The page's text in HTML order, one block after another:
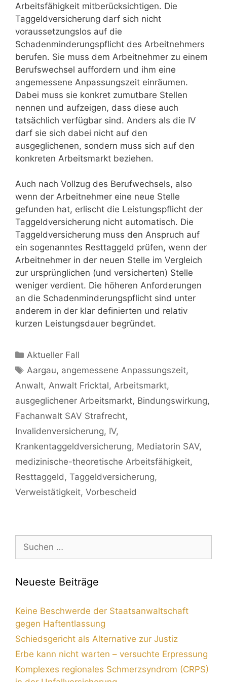
Arbeitsfähigkeit mitberücksichtigen. Die
Taggeldversicherung darf sich nicht
voraussetzungslos auf die
Schadenminderungspflicht des Arbeitnehmers
berufen. Sie muss dem Arbeitnehmer zu einem
Berufswechsel auffordern und ihm eine
angemessene Anpassungszeit einräumen.
Dabei muss sie konkret zumutbare Stellen
nennen und aufzeigen, dass diese auch
tatsächlich verfügbar sind. Anders als die IV
darf sie sich dabei nicht auf den
ausgeglichenen, sondern muss sich auf den
konkreten Arbeitsmarkt beziehen.
Auch nach Vollzug des Berufwechsels, also
wenn der Arbeitnehmer eine neue Stelle
gefunden hat, erlischt die Leistungspflicht der
Taggeldversicherung nicht automatisch. Die
Taggeldversicherung muss den Anspruch auf
ein sogenanntes Resttaggeld prüfen, wenn der
Arbeitnehmer in der neuen Stelle im Vergleich
zur ursprünglichen (und versicherten) Stelle
weniger verdient. Die höheren Anforderungen
an die Schadenminderungspflicht sind unter
anderem in der klar definierten und relativ
kurzen Leistungsdauer begründet.
Aktueller Fall
Aargau, angemessene Anpassungszeit,
Anwalt, Anwalt Fricktal, Arbeitsmarkt,
ausgeglichener Arbeitsmarkt, Bindungswirkung,
Fachanwalt SAV Strafrecht,
Invalidenversicherung, IV,
Krankentaggeldversicherung, Mediatorin SAV,
medizinische-theoretische Arbeitsfähigkeit,
Resttaggeld, Taggeldversicherung,
Verweistätigkeit, Vorbescheid
Neueste Beiträge
Keine Beschwerde der Staatsanwaltschaft
gegen Haftentlassung
Schiedsgericht als Alternative zur Justiz
Erbe kann nicht warten – versuchte Erpressung
Komplexes regionales Schmerzsyndrom (CRPS)